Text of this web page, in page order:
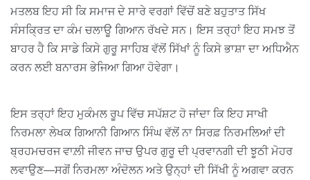
ਮਤਲਬ ਇਹ ਸੀ ਕਿ ਸਮਾਜ ਦੇ ਸਾਰੇ ਵਰਗਾਂ ਵਿੱਚੋਂ ਬਣੇ ਬਹੁਤਾਤ ਸਿੱਖ
ਸੰਸਕ੍ਰਿਤ ਦਾ ਕੰਮ ਚਲਾਊ ਗਿਆਨ ਰੱਖਦੇ ਸਨ। ਇਸ ਤਰ੍ਹਾਂ ਇਹ ਸਮਝ ਤੋਂ
ਬਾਹਰ ਹੈ ਕਿ ਸਾਡੇ ਕਿਸੇ ਗੁਰੂ ਸਾਹਿਬ ਵੱਲੋਂ ਸਿੱਖਾਂ ਨੂੰ ਕਿਸੇ ਭਾਸ਼ਾ ਦਾ ਅਧਿਐਨ
ਕਰਨ ਲਈ ਬਨਾਰਸ ਭੇਜਿਆ ਗਿਆ ਹੋਵੇਗਾ।
ਇਸ ਤਰ੍ਹਾਂ ਇਹ ਮੁਕੰਮਲ ਰੂਪ ਵਿੱਚ ਸਪੱਸ਼ਟ ਹੋ ਜਾਂਦਾ ਕਿ ਇਹ ਸਾਖੀ
ਨਿਰਮਲਾ ਲੇਖਕ ਗਿਆਨੀ ਗਿਆਨ ਸਿੰਘ ਵੱਲੋਂ ਨਾ ਸਿਰਫ਼ ਨਿਰਮਲਿਆਂ ਦੀ
ਬ੍ਰਹਮਚਰਜ ਵਾਲ਼ੀ ਜੀਵਨ ਜਾਚ ਉਪਰ ਗੁਰੂ ਦੀ ਪ੍ਰਵਾਨਗੀ ਦੀ ਝੂਠੀ ਮੋਹਰ
ਲਵਾਉਣ—ਸਗੋਂ ਨਿਰਮਲਾ ਅੰਦੋਲਨ ਅਤੇ ਉਨ੍ਹਾਂ ਦੀ ਸਿੱਖੀ ਨੂੰ ਅਗਵਾ ਕਰਨ